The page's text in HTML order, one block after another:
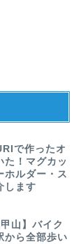
で作ったオ
た！マグカッ
ホルダー・ス
します
山】バイク
から全部歩い